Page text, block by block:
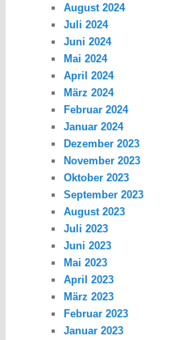
August 2024
Juli 2024
Juni 2024
Mai 2024
April 2024
März 2024
Februar 2024
Januar 2024
Dezember 2023
November 2023
Oktober 2023
September 2023
August 2023
Juli 2023
Juni 2023
Mai 2023
April 2023
März 2023
Februar 2023
Januar 2023